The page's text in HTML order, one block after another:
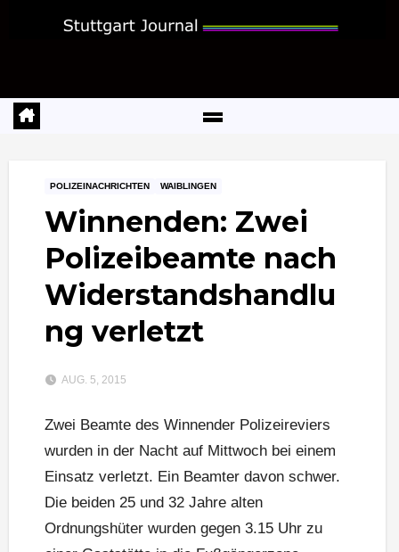
POLIZEINACHRICHTEN WAIBLINGEN
Winnenden: Zwei
Polizeibeamte nach
Widerstandshandlu
ng verletzt
AUG. 5, 2015
Zwei Beamte des Winnender Polizeireviers
wurden in der Nacht auf Mittwoch bei einem
Einsatz verletzt. Ein Beamter davon schwer.
Die beiden 25 und 32 Jahre alten
Ordnungshüter wurden gegen 3.15 Uhr zu